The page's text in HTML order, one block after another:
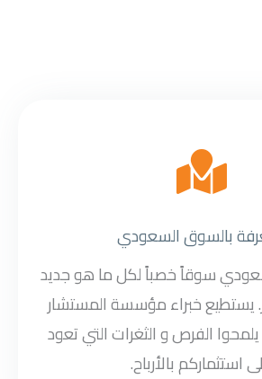
بالسوق السعودي
سوقاً خصباً لكل ما هو جديد
يستطيع خبراء مؤسسة المستشار
الفرص و الثغرات التي تعود
استثماركم بالأرباح.